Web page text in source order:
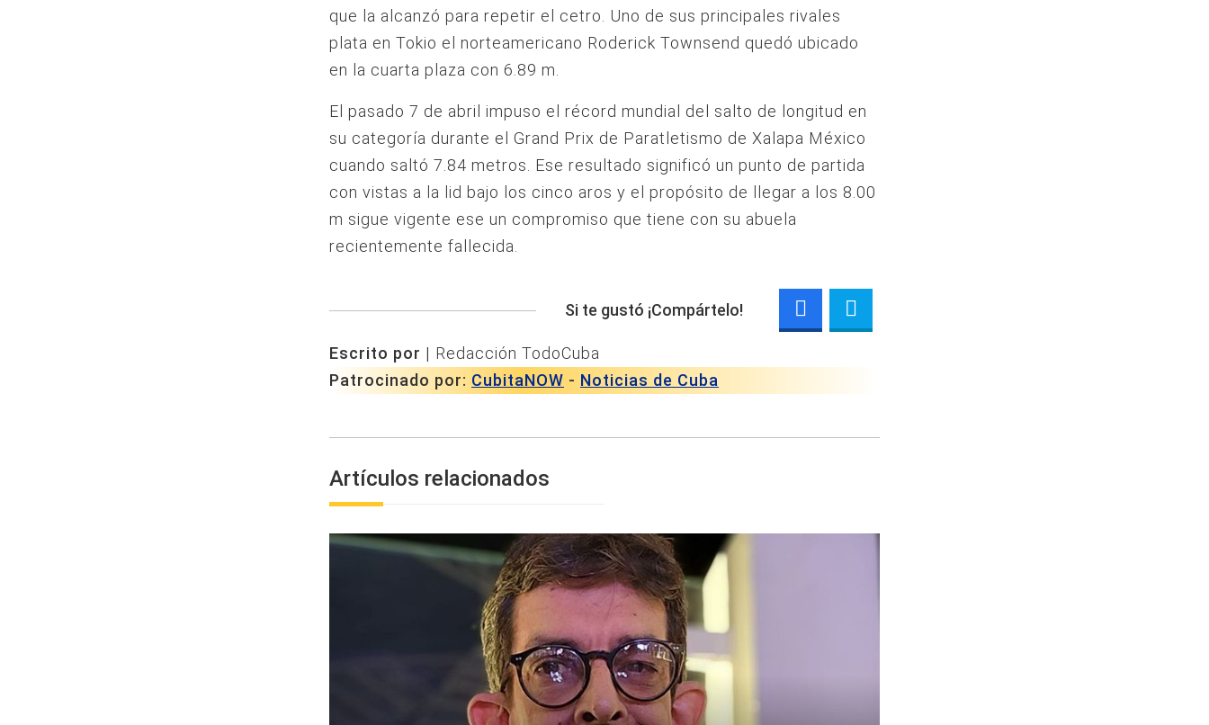
que la alcanzó para repetir el cetro. Uno de sus principales rivales
plata en Tokio el norteamericano Roderick Townsend quedó ubicado
en la cuarta plaza con 6.89 m.
El pasado 7 de abril impuso el récord mundial del salto de longitud en
su categoría durante el Grand Prix de Paratletismo de Xalapa México
cuando saltó 7.84 metros. Ese resultado significó un punto de partida
con vistas a la lid bajo los cinco aros y el propósito de llegar a los 8.00
m sigue vigente ese un compromiso que tiene con su abuela
recientemente fallecida.
Si te gustó ¡Compártelo!
Escrito por | Redacción TodoCuba
Patrocinado por: CubitaNOW - Noticias de Cuba
Artículos relacionados